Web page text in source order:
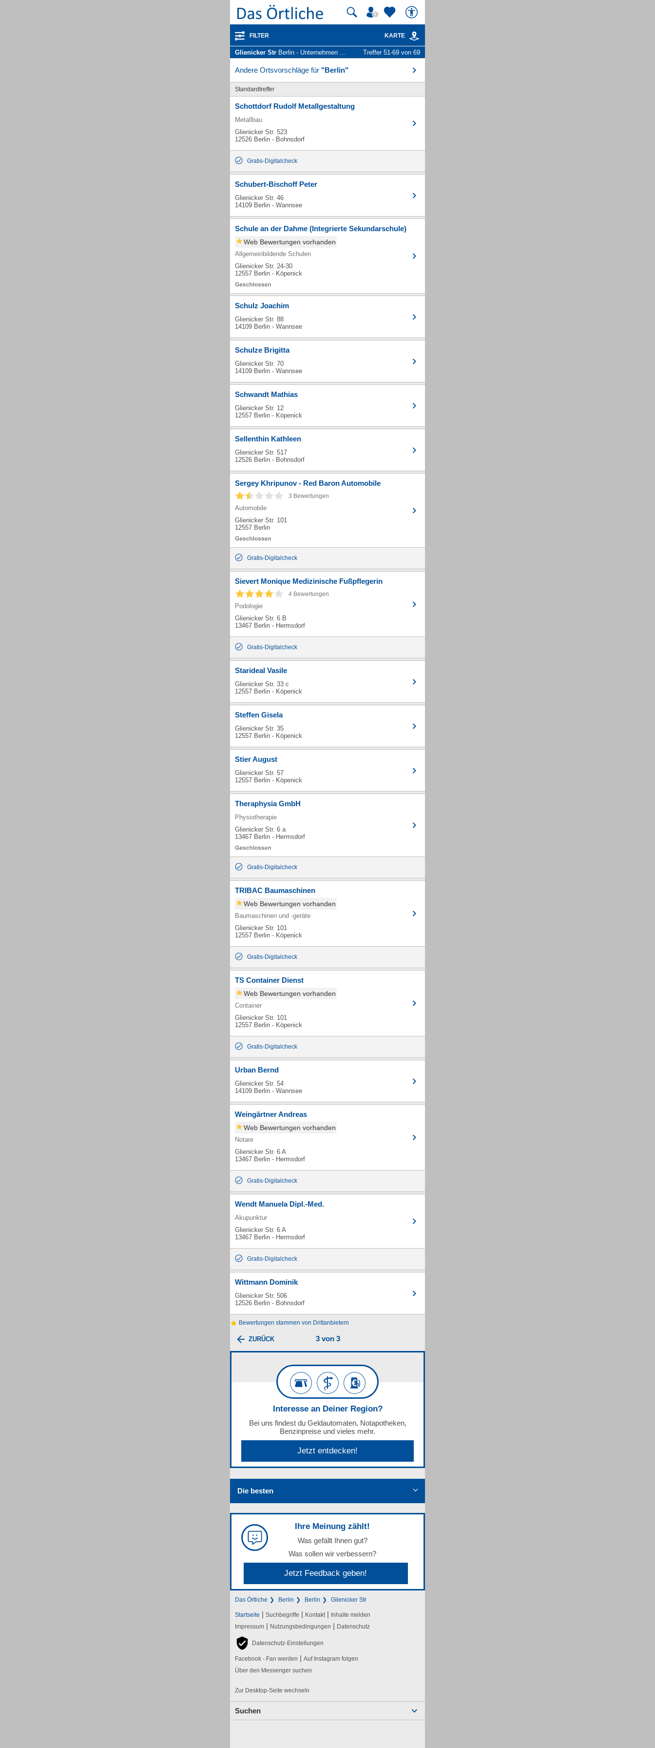
FILTER KARTE
Glienicker Str Berlin - Unternehmen und Personen Treffer 51-69 von 69
Andere Ortsvorschläge für "Berlin"
Standardtreffer
Schottdorf Rudolf Metallgestaltung
Metallbau
Glienicker Str. 523
12526 Berlin - Bohnsdorf
Gratis-Digitalcheck
Schubert-Bischoff Peter
Glienicker Str. 46
14109 Berlin - Wannsee
Schule an der Dahme (Integrierte Sekundarschule)
Web Bewertungen vorhanden
Allgemeinbildende Schulen
Glienicker Str. 24-30
12557 Berlin - Köpenick
Schulz Joachim
Glienicker Str. 88
14109 Berlin - Wannsee
Schulze Brigitta
Glienicker Str. 70
14109 Berlin - Wannsee
Schwandt Mathias
Glienicker Str. 12
12557 Berlin - Köpenick
Sellenthin Kathleen
Glienicker Str. 517
12526 Berlin - Bohnsdorf
Sergey Khripunov - Red Baron Automobile
3 Bewertungen
Automobile
Glienicker Str. 101
12557 Berlin
Gratis-Digitalcheck
Sievert Monique Medizinische Fußpflegerin
4 Bewertungen
Podologie
Glienicker Str. 6 B
13467 Berlin - Hermsdorf
Gratis-Digitalcheck
Starideal Vasile
Glienicker Str. 33 c
12557 Berlin - Köpenick
Steffen Gisela
Glienicker Str. 35
12557 Berlin - Köpenick
Stier August
Glienicker Str. 57
12557 Berlin - Köpenick
Theraphysia GmbH
Physiotherapie
Glienicker Str. 6 a
13467 Berlin - Hermsdorf
Gratis-Digitalcheck
TRIBAC Baumaschinen
Web Bewertungen vorhanden
Baumaschinen und -geräte
Glienicker Str. 101
12557 Berlin - Köpenick
Gratis-Digitalcheck
TS Container Dienst
Web Bewertungen vorhanden
Container
Glienicker Str. 101
12557 Berlin - Köpenick
Gratis-Digitalcheck
Urban Bernd
Glienicker Str. 54
14109 Berlin - Wannsee
Weingärtner Andreas
Web Bewertungen vorhanden
Notare
Glienicker Str. 6 A
13467 Berlin - Hermsdorf
Gratis-Digitalcheck
Wendt Manuela Dipl.-Med.
Akupunktur
Glienicker Str. 6 A
13467 Berlin - Hermsdorf
Gratis-Digitalcheck
Wittmann Dominik
Glienicker Str. 506
12526 Berlin - Bohnsdorf
Bewertungen stammen von Drittanbietern
ZURÜCK 3 von 3
Interesse an Deiner Region?
Bei uns findest du Geldautomaten, Notapotheken,
Benzinpreise und vieles mehr.
Jetzt entdecken!
Die besten
Ihre Meinung zählt!
Was gefällt Ihnen gut?
Was sollen wir verbessern?
Jetzt Feedback geben!
Das Örtliche Berlin Berlin Glienicker Str
Startseite | Suchbegriffe | Kontakt | Inhalte melden
Impressum | Nutzungsbedingungen | Datenschutz
Datenschutz-Einstellungen
Facebook - Fan werden | Auf Instagram folgen
Über den Messenger suchen
Zur Desktop-Seite wechseln
Suchen